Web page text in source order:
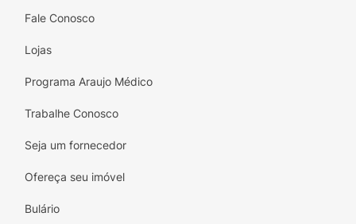
Fale Conosco
Lojas
Programa Araujo Médico
Trabalhe Conosco
Seja um fornecedor
Ofereça seu imóvel
Bulário